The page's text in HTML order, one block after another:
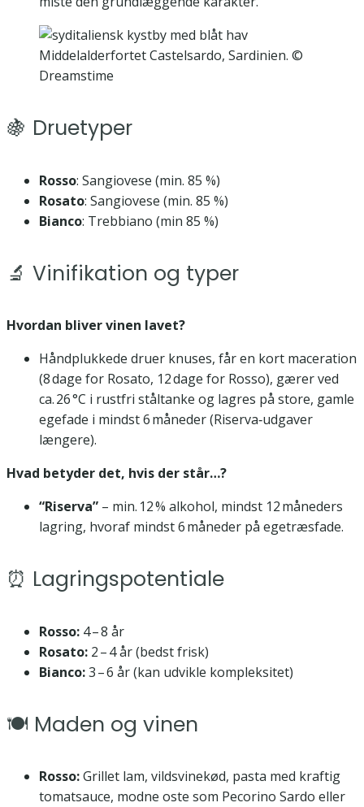
Middelalderfortet Castelsardo, Sardinien. ©
Dreamstime
🍇 Druetyper
Rosso: Sangiovese (min. 85 %)
Rosato: Sangiovese (min. 85 %)
Bianco: Trebbiano (min 85 %)
🔬 Vinifikation og typer
Hvordan bliver vinen lavet?
Håndplukkede druer knuses, får en kort maceration
(8 dage for Rosato, 12 dage for Rosso), gærer ved
ca. 26 °C i rustfri ståltanke og lagres på store, gamle
egefade i mindst 6 måneder (Riserva‑udgaver
længere).
Hvad betyder det, hvis der står…?
“Riserva” – min. 12 % alkohol, mindst 12 måneders
lagring, hvoraf mindst 6 måneder på egetræsfade.
⏰ Lagringspotentiale
Rosso: 4 – 8 år
Rosato: 2 – 4 år (bedst frisk)
Bianco:3 – 6 år (kan udvikle kompleksitet)
🍽️ Maden og vinen
Rosso:Grillet lam, vildsvinekød, pasta med kraftig
tomatsauce, modne oste som Pecorino Sardo eller